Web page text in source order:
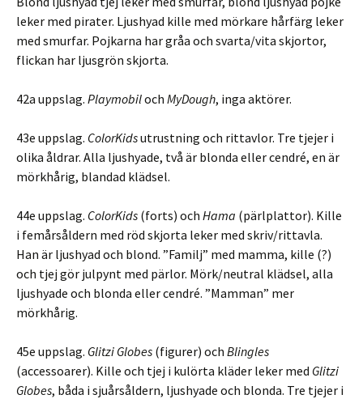
leker med pirater. Ljushyad kille med mörkare hårfärg leker
med smurfar. Pojkarna har gråa och svarta/vita skjortor,
flickan har ljusgrön skjorta.
42a uppslag. Playmobiloch MyDough, inga aktörer.
43e uppslag. ColorKidsutrustning och rittavlor. Tre tjejer i
olika åldrar. Alla ljushyade, två är blonda eller cendré, en är
mörkhårig, blandad klädsel.
44e uppslag. ColorKids (forts) och Hama (pärlplattor). Kille
i femårsåldern med röd skjorta leker med skriv/rittavla.
Han är ljushyad och blond. ”Familj” med mamma, kille (?)
och tjej gör julpynt med pärlor. Mörk/neutral klädsel, alla
ljushyade och blonda eller cendré. ”Mamman” mer
mörkhårig.
45e uppslag. Glitzi Globes (figurer) och Blingles
(accessoarer). Kille och tjej i kulörta kläder leker med Glitzi
Globes, båda i sjuårsåldern, ljushyade och blonda. Tre tjejer i